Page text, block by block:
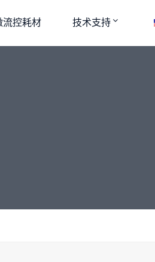
流控耗材 技术支持